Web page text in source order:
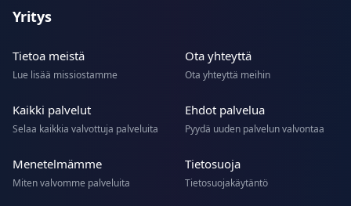
Yritys
Tietoa meistä
Lue lisää missiostamme
Ota yhteyttä
Ota yhteyttä meihin
Kaikki palvelut
Selaa kaikkia valvottuja palveluita
Ehdot palvelua
Pyydä uuden palvelun valvontaa
Menetelmämme
Miten valvomme palveluita
Tietosuoja
Tietosuojakäytäntö